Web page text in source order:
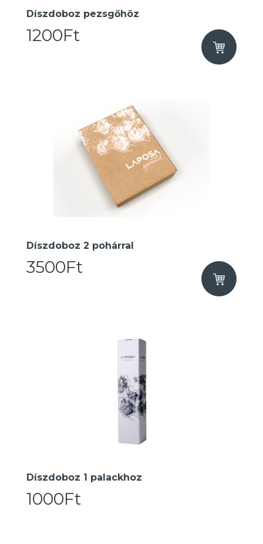
Díszdoboz pezsgőhöz
1200Ft
Díszdoboz 2 pohárral
3500Ft
Díszdoboz 1 palackhoz
1000Ft